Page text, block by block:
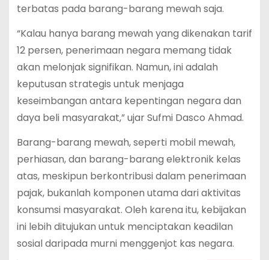
terbatas pada barang-barang mewah saja.
“Kalau hanya barang mewah yang dikenakan tarif
12 persen, penerimaan negara memang tidak
akan melonjak signifikan. Namun, ini adalah
keputusan strategis untuk menjaga
keseimbangan antara kepentingan negara dan
daya beli masyarakat,” ujar Sufmi Dasco Ahmad.
Barang-barang mewah, seperti mobil mewah,
perhiasan, dan barang-barang elektronik kelas
atas, meskipun berkontribusi dalam penerimaan
pajak, bukanlah komponen utama dari aktivitas
konsumsi masyarakat. Oleh karena itu, kebijakan
ini lebih ditujukan untuk menciptakan keadilan
sosial daripada murni menggenjot kas negara.